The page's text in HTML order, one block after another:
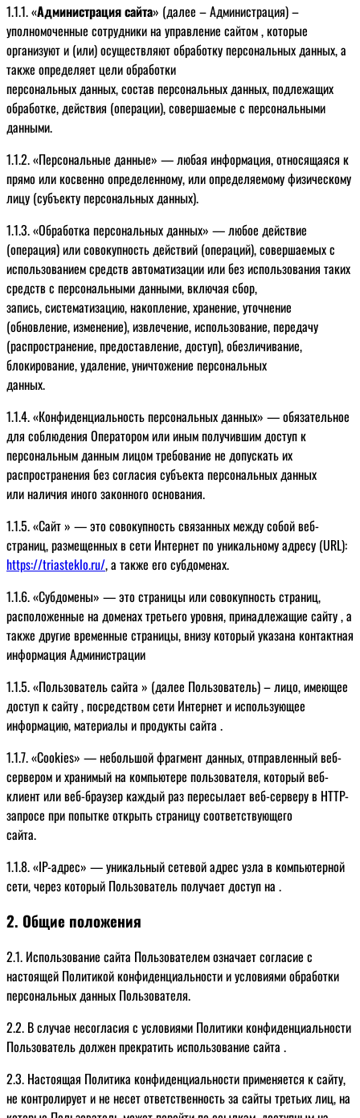
1.1.1. «Администрация сайта» (далее – Администрация) –
уполномоченные сотрудники на управление сайтом , которые
организуют и (или) осуществляют обработку персональных данных, а
также определяет цели обработки
персональных данных, состав персональных данных, подлежащих
обработке, действия (операции), совершаемые с персональными
данными.
1.1.2. «Персональные данные» — любая информация, относящаяся к
прямо или косвенно определенному, или определяемому физическому
лицу (субъекту персональных данных).
1.1.3. «Обработка персональных данных» — любое действие
(операция) или совокупность действий (операций), совершаемых с
использованием средств автоматизации или без использования таких
средств с персональными данными, включая сбор,
запись, систематизацию, накопление, хранение, уточнение
(обновление, изменение), извлечение, использование, передачу
(распространение, предоставление, доступ), обезличивание,
блокирование, удаление, уничтожение персональных
данных.
1.1.4. «Конфиденциальность персональных данных» — обязательное
для соблюдения Оператором или иным получившим доступ к
персональным данным лицом требование не допускать их
распространения без согласия субъекта персональных данных
или наличия иного законного основания.
1.1.5. «Сайт » — это совокупность связанных между собой веб-
страниц, размещенных в сети Интернет по уникальному адресу (URL):
https://triasteklo.ru/, а также его субдоменах.
1.1.6. «Субдомены» — это страницы или совокупность страниц,
расположенные на доменах третьего уровня, принадлежащие сайту , а
также другие временные страницы, внизу который указана контактная
информация Администрации
1.1.5. «Пользователь сайта » (далее Пользователь) – лицо, имеющее
доступ к сайту , посредством сети Интернет и использующее
информацию, материалы и продукты сайта .
1.1.7. «Cookies» — небольшой фрагмент данных, отправленный веб-
сервером и хранимый на компьютере пользователя, который веб-
клиент или веб-браузер каждый раз пересылает веб-серверу в HTTP-
запросе при попытке открыть страницу соответствующего
сайта.
1.1.8. «IP-адрес» — уникальный сетевой адрес узла в компьютерной
сети, через который Пользователь получает доступ на .
2. Общие положения
2.1. Использование сайта Пользователем означает согласие с
настоящей Политикой конфиденциальности и условиями обработки
персональных данных Пользователя.
2.2. В случае несогласия с условиями Политики конфиденциальности
Пользователь должен прекратить использование сайта .
2.3. Настоящая Политика конфиденциальности применяется к сайту,
не контролирует и не несет ответственность за сайты третьих лиц, на